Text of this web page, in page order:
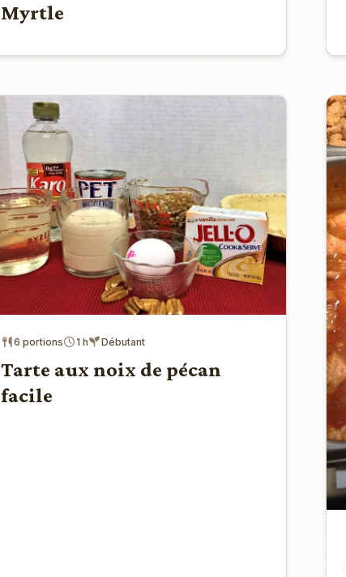
Myrtle
6 portions 1 h Débutant
Tarte aux noix de pécan
facile